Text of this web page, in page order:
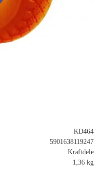
KD464
5901638119247
Kraftdele
1,36 kg